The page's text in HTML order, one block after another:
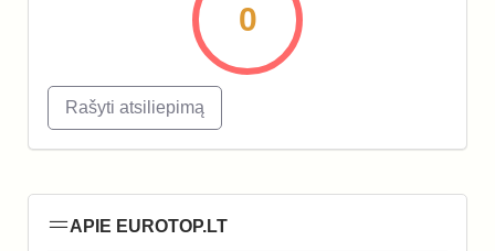
0
Rašyti atsiliepimą
APIE EUROTOP.LT